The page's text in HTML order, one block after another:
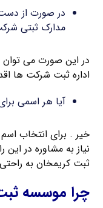
در صورت از
مدارک ثبتی
در این صورت می توان
اداره ثبت شرکت ها
آیا هر اسمی
خیر . برای انتخاب
نیاز به مشاوره در این
ثبت کریمخان به
چرا موسسه